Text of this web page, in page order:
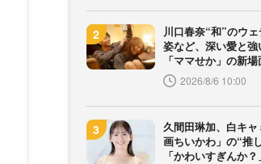
川口春奈“和”のウ
姿など、深い愛と
「ママせか」の新
2026/8/6 10:00
久間田琳加、白キ
画ちいかわ」の“推
「かわいすぎんか